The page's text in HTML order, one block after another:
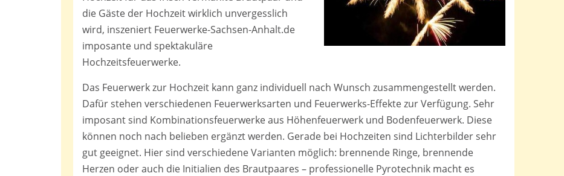
die Gäste der Hochzeit wirklich unvergesslich
wird, inszeniert Feuerwerke-Sachsen-Anhalt.de
imposante und spektakuläre
Hochzeitsfeuerwerke.
Das Feuerwerk zur Hochzeit kann ganz individuell nach Wunsch zusammengestellt werden.
Dafür stehen verschiedenen Feuerwerksarten und Feuerwerks-Effekte zur Verfügung. Sehr
imposant sind Kombinationsfeuerwerke aus Höhenfeuerwerk und Bodenfeuerwerk. Diese
können noch nach belieben ergänzt werden. Gerade bei Hochzeiten sind Lichterbilder sehr
gut geeignet. Hier sind verschiedene Varianten möglich: brennende Ringe, brennende
Herzen oder auch die Initialien des Brautpaares – professionelle Pyrotechnik macht es